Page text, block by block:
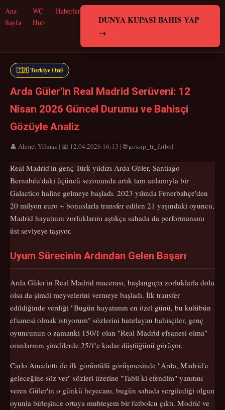
Ana
Sayfa
WC
Hub
Haberler
DUNYA KUPASI BAHIS YAP
→
🇹🇷 Turkiye Ozel
Arda Güler'in Real Madrid Serüveni: 12
Nisan 2026 Güncel Durumu ve Bahisçi
Gözüyle Analiz
👤 Ahmet Yilmaz | 📅 12.04.2026 16:13 | 🌐 gossip_tr_futbol
Real Madrid'in genç Türk yıldızı Arda Güler, Santiago
Bernabéu'daki üçüncü sezonunda artık tam anlamıyla bir
Galactico haline gelmeye başladı. 2023 yılında Fenerbahçe'den
20 milyon euro + bonuslarla transfer edilen 21 yaşındaki oyuncu,
Madrid hayatının zorluklarını aştıkça sahada da performansını
üst seviyeye taşıyor.
Uyum Sürecinin Ardından Gelen Başarı
Arda Güler'in Real Madrid macerası, başlangıçta zorluklarla dolu
olsa da şimdi meyvelerini vermeye başladı. İlk transfer
edildiğinde verdiği "Bugün hayatımın en özel günü, bu kulübün
efsanesi olmak istiyorum" sözlerini hatırlayan bahisçiler, genç
oyuncunun o zamanki 150/1 olan "Real Madrid efsanesi olma"
oranlarının şimdilerde 25/1'e kadar düştüğünü görüyor.
Carlo Ancelotti ile ilk görüntülü görüşmesinde "Arda, Madrid'e
geleceğine söz ver" sözleri üzerine "Tabii ki efendim" yanıtını
veren Güler'in o günkü heyecanı, bugün sahada sergilediği olgun
oyunla birleşince ortaya muhteşem bir futbolcu çıktı. Modrić ve